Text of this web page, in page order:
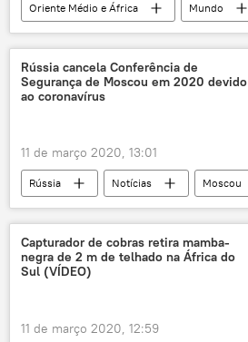
Oriente Médio e África
Mundo
Notícias
Turquia
Grécia
Síria
refugiados
neonazistas
Recep Tayyip Erdogan
Rússia cancela Conferência de
Segurança de Moscou em 2020 devido
ao coronavírus
11 de março 2020, 13:01
Rússia Notícias
Moscou
segurança
novo coronavírus
conferência
Capturador de cobras retira mamba-
negra de 2 m de telhado na África do
Sul (VÍDEO)
11 de março 2020, 12:59